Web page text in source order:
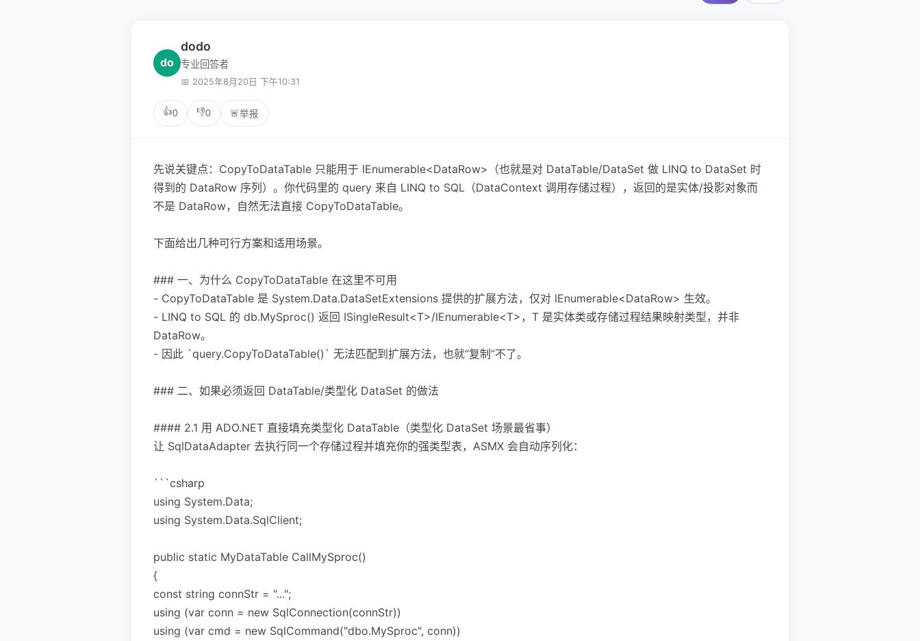
do
dodo
专业回答者
📅 2025年8月20日 下午10:31
👍0 👎0 🚨举报
先说关键点：CopyToDataTable 只能用于 IEnumerable<DataRow>（也就是对 DataTable/DataSet 做 LINQ to DataSet 时
得到的 DataRow 序列）。你代码里的 query 来自 LINQ to SQL（DataContext 调用存储过程），返回的是实体/投影对象而
不是 DataRow，自然无法直接 CopyToDataTable。
下面给出几种可行方案和适用场景。
### 一、为什么 CopyToDataTable 在这里不可用
- CopyToDataTable 是 System.Data.DataSetExtensions 提供的扩展方法，仅对 IEnumerable<DataRow> 生效。
- LINQ to SQL 的 db.MySproc() 返回 ISingleResult<T>/IEnumerable<T>，T 是实体类或存储过程结果映射类型，并非
DataRow。
- 因此 `query.CopyToDataTable()` 无法匹配到扩展方法，也就“复制”不了。
### 二、如果必须返回 DataTable/类型化 DataSet 的做法
#### 2.1 用 ADO.NET 直接填充类型化 DataTable（类型化 DataSet 场景最省事）
让 SqlDataAdapter 去执行同一个存储过程并填充你的强类型表，ASMX 会自动序列化：
```csharp
using System.Data;
using System.Data.SqlClient;
public static MyDataTable CallMySproc()
{
const string connStr = "...";
using (var conn = new SqlConnection(connStr))
using (var cmd = new SqlCommand("dbo.MySproc", conn))